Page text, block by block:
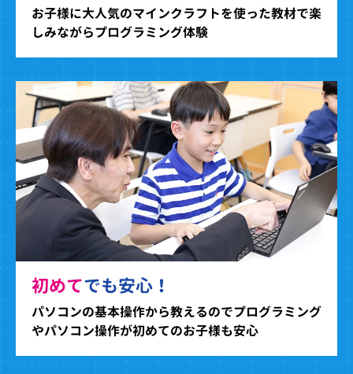
お子様に大人気のマインクラフトを使った教材で楽
しみながらプログラミング体験
初めてでも安心！
パソコンの基本操作から教えるのでプログラミング
やパソコン操作が初めてのお子様も安心